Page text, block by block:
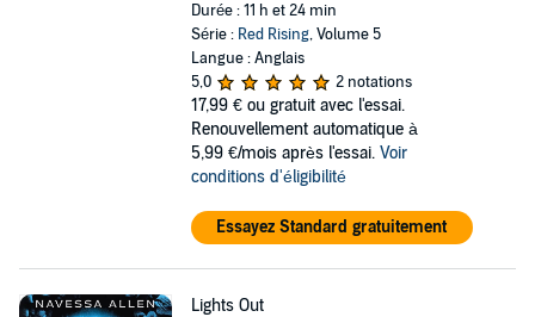
Durée : 11 h et 24 min
Série : Red Rising, Volume 5
Langue : Anglais
5,0
2 notations
17,99 € ou gratuit avec l'essai.
Renouvellement automatique à
5,99 €/mois après l'essai. Voir
conditions d'éligibilité
Essayez Standard gratuitement
Lights Out